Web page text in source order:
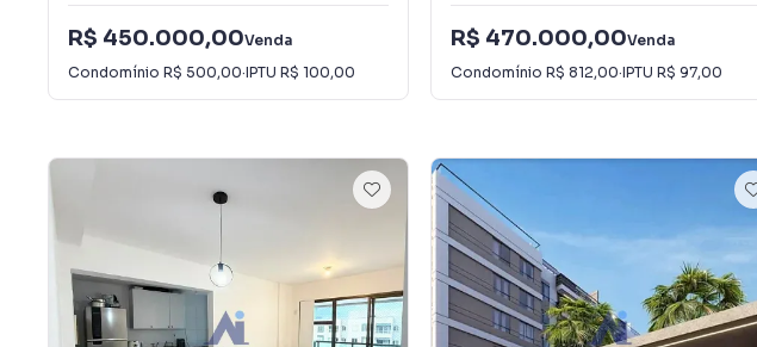
R$ 450.000,00Venda
Condomínio R$ 500,00·IPTU R$ 100,00
R$ 470.000,00Venda
Condomínio R$ 812,00·IPTU R$ 97,00